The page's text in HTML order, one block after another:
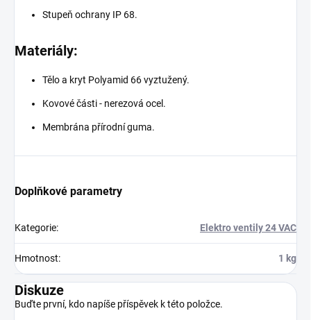
Stupeň ochrany IP 68.
Materiály:
Tělo a kryt Polyamid 66 vyztužený.
Kovové části - nerezová ocel.
Membrána přírodní guma.
Doplňkové parametry
Kategorie: Elektro ventily 24 VAC
Hmotnost: 1 kg
Diskuze
Buďte první, kdo napíše příspěvek k této položce.